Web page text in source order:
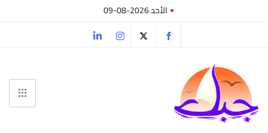
الأحد 2026-08-09